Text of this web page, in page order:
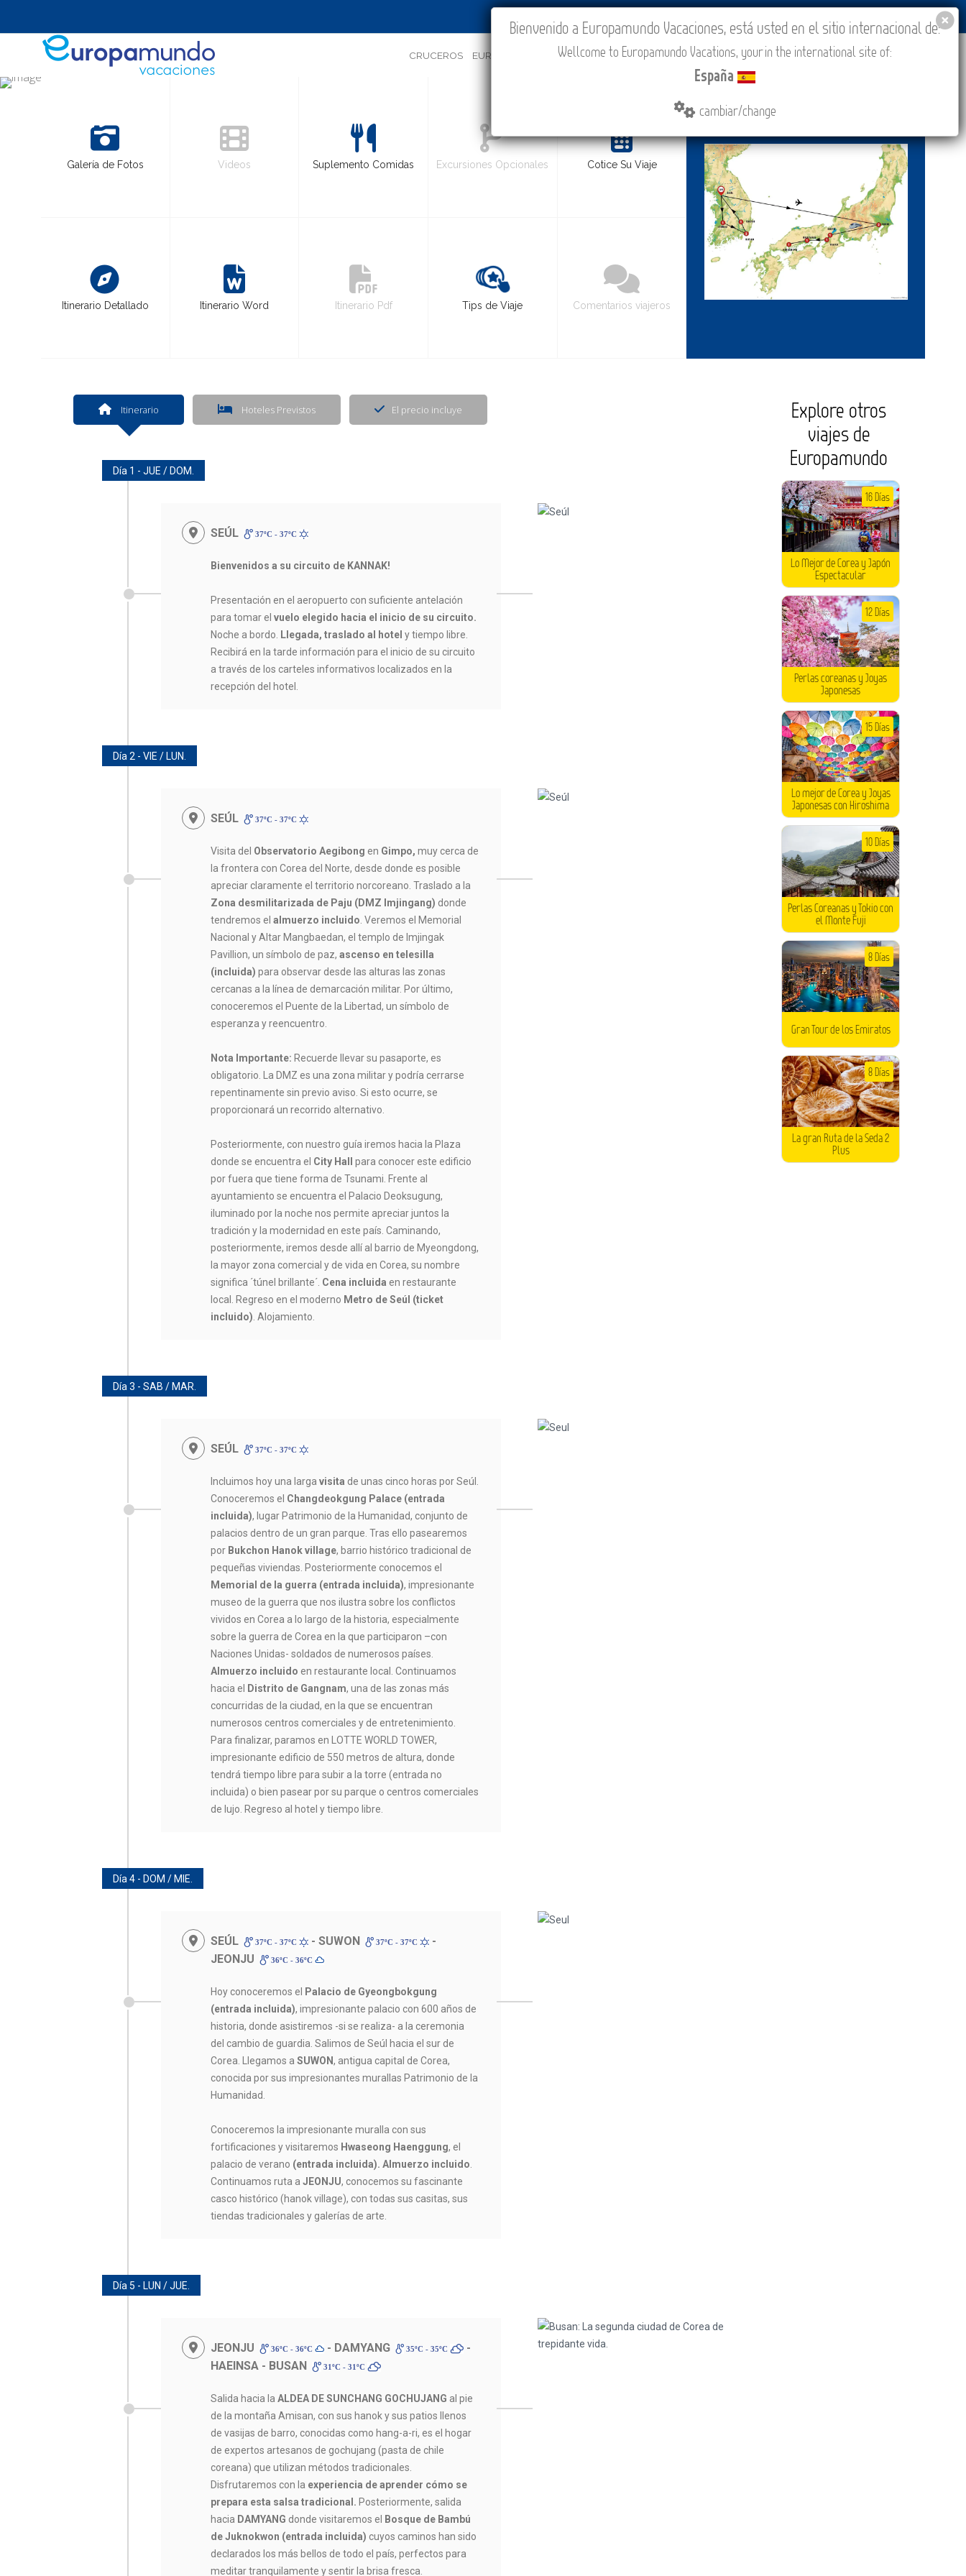
CRUCEROS EUROPA ORIENTE PROMOCIONES COMPRAR CONTACTO MÁS
Galería de Fotos Videos Suplemento Comidas Excursiones Opcionales Cotice Su Viaje
Itinerario Detallado Itinerario Word Itinerario Pdf Tips de Viaje Comentarios viajeros
desde4.767 €
Cotice Su Viaje
Itinerario Hoteles Previstos El precio incluye
Día 1 - JUE / DOM.
SEÚL 37ºC - 37ºC
Bienvenidos a su circuito de KANNAK!
Presentación en el aeropuerto con suficiente antelación
para tomar elvuelo elegido hacia el inicio de su circuito.
Noche a bordo.
Llegada, traslado al hotely tiempo libre.
Recibirá en la tarde información para el inicio de su circuito
a través de los carteles informativos localizados en la
recepción del hotel.
Día 2 - VIE / LUN.
SEÚL 37ºC - 37ºC
Visita del Observatorio Aegibong en Gimpo, muy cerca de
la frontera con Corea del Norte, desde donde es posible
apreciar claramente el territorio norcoreano. Traslado a la
Zona desmilitarizada de Paju (DMZ Imjingang) donde
tendremos elalmuerzo incluido . Veremos el Memorial
Nacional y Altar Mangbaedan, el templo de Imjingak
Pavillion, un símbolo de paz,ascenso en telesilla
(incluida) para observar desde las alturas las zonas
cercanas a la línea de demarcación militar. Por último,
conoceremos el Puente de la Libertad, un símbolo de
esperanza y reencuentro.
Nota Importante: Recuerde llevar su pasaporte, es
obligatorio. La DMZ es una zona militar y podría cerrarse
repentinamente sin previo aviso. Si esto ocurre, se
proporcionará un recorrido alternativo.
Posteriormente, con nuestro guía iremos hacia la Plaza
donde se encuentra el City Hall
para conocer este edificio
por fuera que tiene forma de Tsunami. Frente al
ayuntamiento se encuentra el Palacio Deoksugung,
iluminado por la noche nos permite apreciar juntos la
tradición y la modernidad en este país. Caminando,
posteriormente, iremos desde allí al barrio de Myeongdong,
la mayor zona comercial y de vida en Corea, su nombre
significa ´túnel brillante´. Cena incluida en restaurante
local. Regreso en el moderno Metro de Seúl (ticket
incluido) . Alojamiento.
Día 3 - SAB / MAR.
SEÚL 37ºC - 37ºC
Incluimos hoy una largavisita de unas cinco horas por Seúl.
Conoceremos el Changdeokgung Palace (entrada
incluida), lugar Patrimonio de la Humanidad, conjunto de
palacios dentro de un gran parque. Tras ello pasearemos
por Bukchon Hanok village, barrio histórico tradicional de
pequeñas viviendas. Posteriormente conocemos el
Memorial de la guerra (entrada incluida), impresionante
museo de la guerra que nos ilustra sobre los conflictos
vividos en Corea a lo largo de la historia, especialmente
sobre la guerra de Corea en la que participaron –con
Naciones Unidas- soldados de numerosos países.
Almuerzo incluidoen restaurante local. Continuamos
hacia el
Distrito de Gangnam, una de las zonas más
concurridas de la ciudad, en la que se encuentran
numerosos centros comerciales y de entretenimiento.
Para finalizar, paramos en LOTTE WORLD TOWER,
impresionante edificio de 550 metros de altura, donde
tendrá tiempo libre para subir a la torre (entrada no
incluida) o bien pasear por su parque o centros comerciales
de lujo. Regreso al hotel y tiempo libre.
Día 4 - DOM / MIE.
SEÚL 37ºC - 37ºC - SUWON 37ºC - 37ºC
-
JEONJU
36ºC - 36ºC
Hoy conoceremos el
Palacio de Gyeongbokgung
(entrada incluida), impresionante palacio con 600 años de
historia, donde asistiremos -si se realiza- a la ceremonia
del cambio de guardia. Salimos de Seúl hacia el sur de
Corea. Llegamos aSUWON, antigua capital de Corea,
conocida por sus impresionantes murallas Patrimonio de la
Humanidad.
Conoceremos la impresionante muralla con sus
fortificaciones y visitaremos Hwaseong Haenggung, el
palacio de verano (entrada incluida). Almuerzo incluido
Continuamos ruta aJEONJU, conocemos su fascinante
casco histórico (hanok village), con todas sus casitas, sus
tiendas tradicionales y galerías de arte.
Día 5 - LUN / JUE.
JEONJU 36ºC - 36ºC - DAMYANG 35ºC - 35ºC
-
HAEINSA - BUSAN
31ºC - 31ºC
Salida hacia laALDEA DE SUNCHANG GOCHUJANG al pie
de la montaña Amisan, con sus hanok y sus patios llenos
de vasijas de barro, conocidas como hang-a-ri, es el hogar
de expertos artesanos de gochujang (pasta de chile
coreana) que utilizan métodos tradicionales.
Disfrutaremos con la experiencia de aprender cómo se
prepara esta salsa tradicional. Posteriormente, salida
hacia DAMYANG donde visitaremos el
Bosque de Bambú
de Juknokwon (entrada incluida) cuyos caminos han sido
declarados los más bellos de todo el país, perfectos para
meditar tranquilamente y sentir la brisa fresca.
Explore otros
viajes de
Europamundo
Lo Mejor de Corea y Japón
Espectacular
16 Días
Perlas coreanas y Joyas
Japonesas
12 Días
Lo mejor de Corea y Joyas
Japonesas con Hiroshima
15 Días
Perlas Coreanas y Tokio con
el Monte Fuji
10 Días
Gran Tour de los Emiratos
8 Días
La gran Ruta de la Seda 2
Plus
8 Días
Bienvenido a Europamundo Vacaciones, está usted en el sitio internacional de:
Wellcome to Europamundo Vacations, your in the international site of:
España
cambiar/change